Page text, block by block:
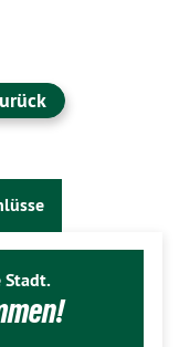
Stadt.